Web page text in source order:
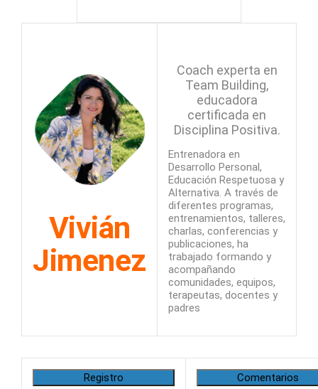
Vivián
Jimenez
Coach experta en
Team Building,
educadora
certificada en
Disciplina Positiva.
Entrenadora en
Desarrollo Personal,
Educación Respetuosa y
Alternativa. A través de
diferentes programas,
entrenamientos, talleres,
charlas, conferencias y
publicaciones, ha
trabajado formando y
acompañando
comunidades, equipos,
terapeutas, docentes y
padres
Registro Comentarios